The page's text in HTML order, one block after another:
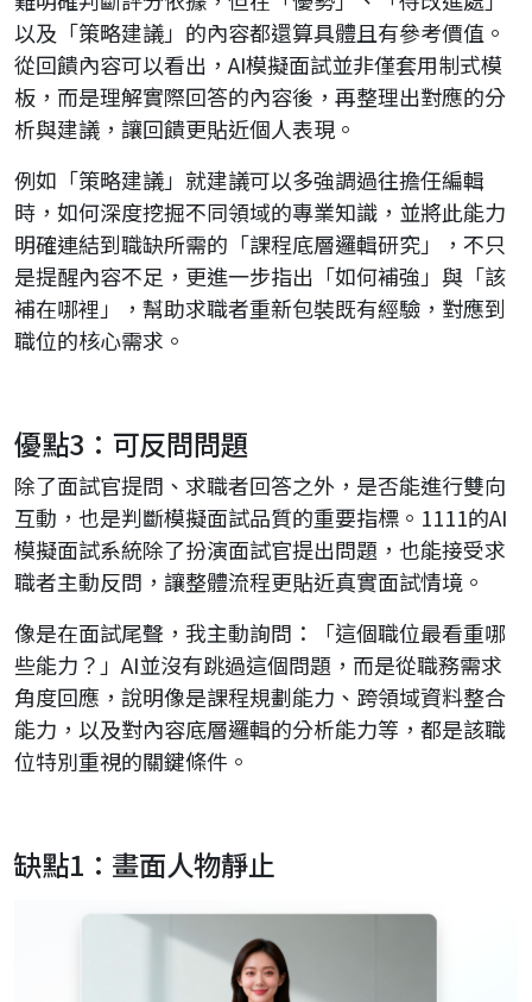
以及「策略建議」的內容都還算具體且有參考價值。
從回饋內容可以看出，AI模擬面試並非僅套用制式模
板，而是理解實際回答的內容後，再整理出對應的分
析與建議，讓回饋更貼近個人表現。
例如「策略建議」就建議可以多強調過往擔任編輯
時，如何深度挖掘不同領域的專業知識，並將此能力
明確連結到職缺所需的「課程底層邏輯研究」，不只
是提醒內容不足，更進一步指出「如何補強」與「該
補在哪裡」，幫助求職者重新包裝既有經驗，對應到
職位的核心需求。
優點3：可反問問題
除了面試官提問、求職者回答之外，是否能進行雙向
互動，也是判斷模擬面試品質的重要指標。1111的AI
模擬面試系統除了扮演面試官提出問題，也能接受求
職者主動反問，讓整體流程更貼近真實面試情境。
像是在面試尾聲，我主動詢問：「這個職位最看重哪
些能力？」AI並沒有跳過這個問題，而是從職務需求
角度回應，說明像是課程規劃能力、跨領域資料整合
能力，以及對內容底層邏輯的分析能力等，都是該職
位特別重視的關鍵條件。
缺點1：畫面人物靜止